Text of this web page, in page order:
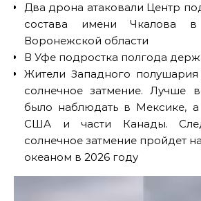
Два дрона атаковали Центр
состава имени Чкалова в
Воронежской области
В Уфе подростка полгода
Жители Западного
солнечное затмение. Лучше
было наблюдать в Мексике, а
США и части Канады.
солнечное затмение пройдет
океаном в 2026 году